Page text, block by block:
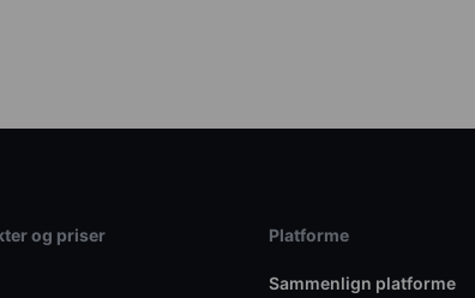
og priser Platforme
Sammenlign platforme